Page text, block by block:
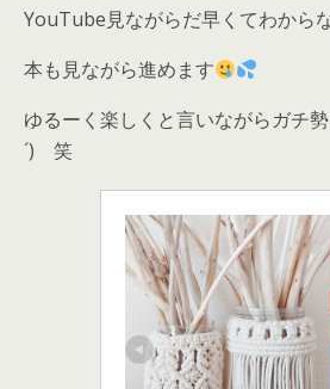
YouTube見ながらだ早くてわから
本も見ながら進めます
ゆるーく楽しくと言いながらガチ
´)ゞ笑